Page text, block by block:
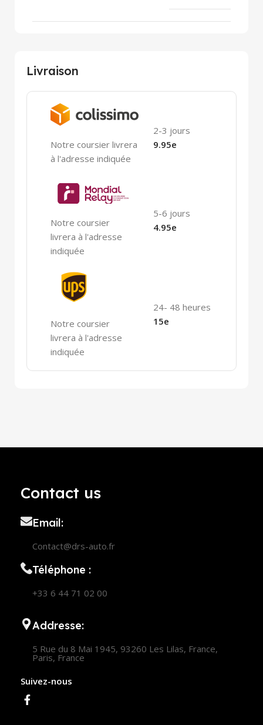
Livraison
Notre coursier livrera
à l'adresse indiquée
2-3 jours
9.95e
Notre coursier
livrera à l'adresse
indiquée
5-6 jours
4.95e
Notre coursier
livrera à l'adresse
indiquée
24- 48 heures
15e
Contact us
Email:
Contact@drs-auto.fr
Téléphone :
+33 6 44 71 02 00
Addresse:
5 Rue du 8 Mai 1945, 93260 Les Lilas, France,
Paris, France
Suivez-nous